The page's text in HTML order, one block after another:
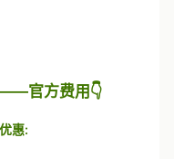
官方费用👇
惠: